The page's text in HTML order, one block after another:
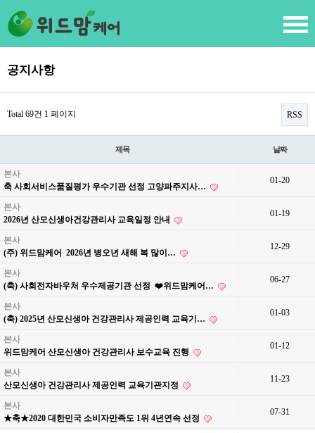
공지사항
Total 69건 1 페이지 RSS
제목 날짜
본사
축 사회서비스품질평가 우수기관 선정 고양파주지사…
01-20
본사
2026년 산모신생아건강관리사 교육일정 안내
01-19
본사
(주) 위드맘케어 2026년 병오년 새해 복 많이…
12-29
본사
(축) 사회전자바우처 우수제공기관 선정 ❤️위드맘케어…
06-27
본사
(축) 2025년 산모신생아 건강관리사 제공인력 교육기…
01-03
본사
위드맘케어 산모신생아 건강관리사 보수교육 진행
01-12
본사
산모신생아 건강관리사 제공인력 교육기관지정
11-23
본사
★축★2020 대한민국 소비자만족도 1위 4년연속 선정
07-31